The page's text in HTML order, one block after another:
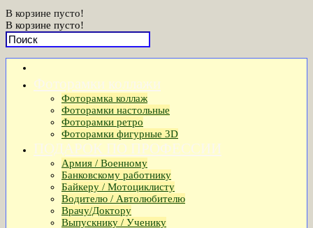
В корзине пусто!
В корзине пусто!
Фоторамки коллажи
Фоторамка коллаж
Фоторамки настольные
Фоторамки ретро
Фоторамки фигурные 3D
ПОДАРОК ПО ПРОФЕССИИ
Армия / Военному
Банковскому работнику
Байкеру / Мотоциклисту
Водителю / Автолюбителю
Врачу/Доктору
Выпускнику / Ученику